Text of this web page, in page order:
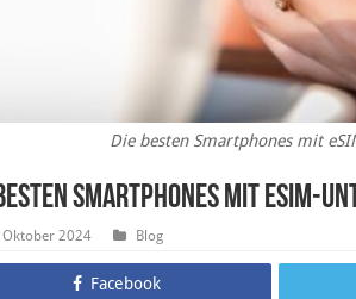
Die besten Smartphones mit
Smartphones mit eSIM-
Oktober 2024 Blog
Facebook